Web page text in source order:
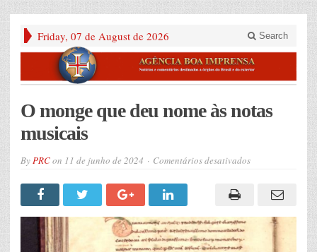
Friday, 07 de August de 2026 Search
O monge que deu nome às notas
musicais
ByPRCon 11 de junho de 2024 Comentários desativadosem
às
musicais